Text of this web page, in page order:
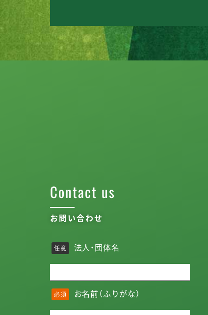
Contact us
お問い合わせ
任意 法人・団体名
必須 お名前（ふりがな）